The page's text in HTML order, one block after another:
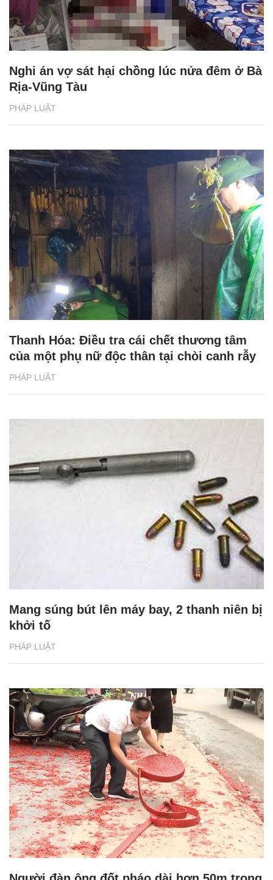
PHÁP LUẬT
Nghi án vợ sát hại chồng lúc nửa đêm ở Bà
Rịa-Vũng Tàu
PHÁP LUẬT
Thanh Hóa: Điều tra cái chết thương tâm
của một phụ nữ độc thân tại chòi canh rẫy
PHÁP LUẬT
Mang súng bút lên máy bay, 2 thanh niên bị
khởi tố